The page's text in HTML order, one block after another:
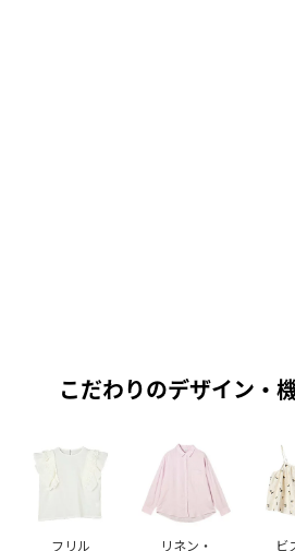
こだわりのデザイン・
フリル
リネン・
ビ